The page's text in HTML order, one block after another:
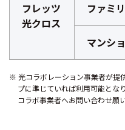
フレッツ
光クロス
ファミ
マンシ
光コラボレーション事業者が提
プに準じていれば利用可能とな
コラボ事業者へお問い合わせ願い